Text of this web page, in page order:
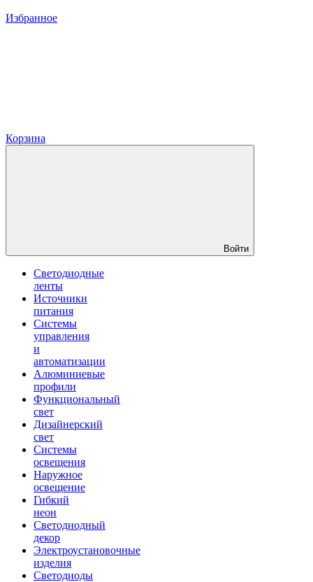
Избранное
Корзина
Войти
Светодиодные
ленты
Источники
питания
Системы
управления
и
автоматизации
Алюминиевые
профили
Функциональный
свет
Дизайнерский
свет
Системы
освещения
Наружное
освещение
Гибкий
неон
Светодиодный
декор
Электроустановочные
изделия
Светодиоды